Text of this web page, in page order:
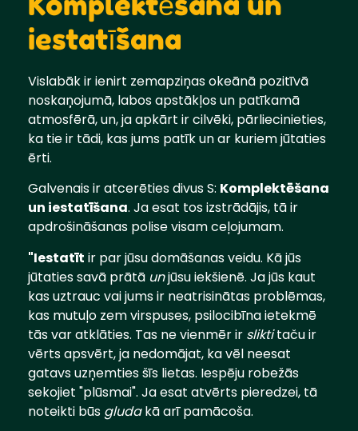
iestatīšana
Vislabāk ir ienirt zemapziņas okeānā pozitīvā
noskaņojumā, labos apstākļos un patīkamā
atmosfērā, un, ja apkārt ir cilvēki, pārliecinieties,
ka tie ir tādi, kas jums patīk un ar kuriem jūtaties
ērti.
Galvenais ir atcerēties divus S: Komplektēšana
un iestatīšana. Ja esat tos izstrādājis, tā ir
apdrošināšanas polise visam ceļojumam.
"Iestatīt ir par jūsu domāšanas veidu. Kā jūs
jūtaties savā prātā unjūsu iekšienē. Ja jūs kaut
kas uztrauc vai jums ir neatrisinātas problēmas,
kas mutuļo zem virspuses, psilocibīna ietekmē
tās var atklāties. Tas ne vienmēr ir sliktitaču ir
vērts apsvērt, ja nedomājat, ka vēl neesat
gatavs uzņemties šīs lietas. Iespēju robežās
sekojiet "plūsmai". Ja esat atvērts pieredzei, tā
noteikti būs gludakā arī pamācoša.